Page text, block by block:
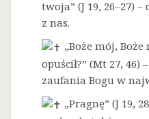
twoja” (J 19, 26–27)
z nas.
„Boże mój,
opuścił?” (Mt 27,
zaufania Bogu w
„Pragnę” (J 19,